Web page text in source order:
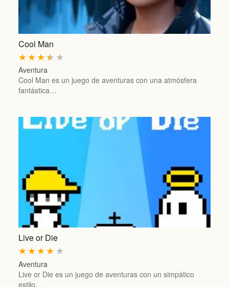
Cool Man
★
★
★
★
★
Aventura
Cool Man es un juego de aventuras con una atmósfera
fantástica…
Live or Die
★
★
★
★
★
Aventura
Live or Die es un juego de aventuras con un simpático
estilo…